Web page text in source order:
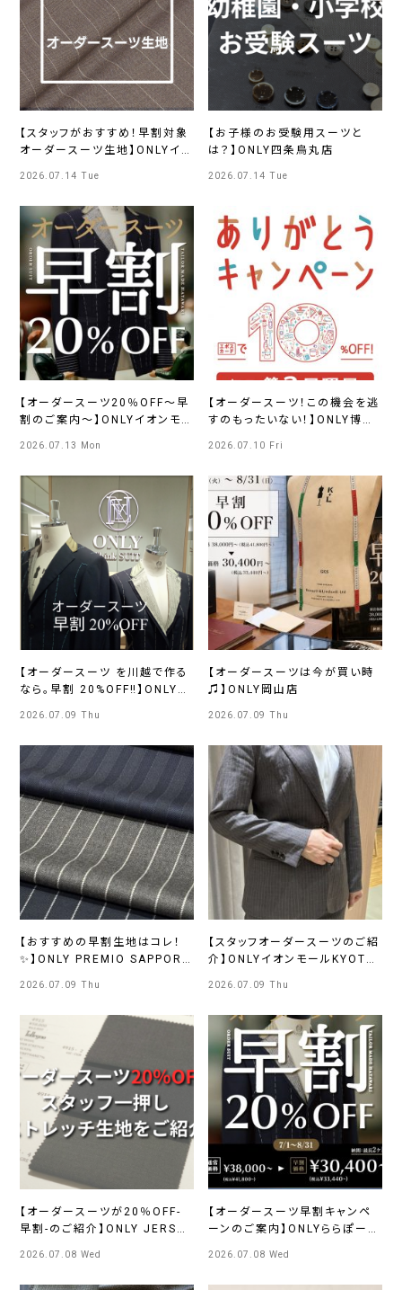
【スタッフがおすすめ！早割対象
オーダースーツ生地】ONLYイオ
2026.07.14 Tue
【お子様のお受験用スーツと
は？】ONLY四条烏丸店
2026.07.14 Tue
【オーダースーツ20％OFF～早
割のご案内～】ONLYイオンモ
2026.07.13 Mon
【オーダースーツ！この機会を逃
すのもったいない！】ONLY博多
2026.07.10 Fri
【オーダースーツ を川越で作る
なら。早割 20%OFF‼】ONLYア
2026.07.09 Thu
【オーダースーツは今が買い時
♫】ONLY岡山店
2026.07.09 Thu
【おすすめの早割生地はコレ！
✨】ONLY PREMIO SAPPORO
2026.07.09 Thu
【スタッフオーダースーツのご紹
介】ONLYイオンモールKYOTO
2026.07.09 Thu
【オーダースーツが20％OFF-
早割-のご紹介】ONLY JERSEY
2026.07.08 Wed
【オーダースーツ早割キャンペ
ーンのご案内】ONLYららぽーと
2026.07.08 Wed